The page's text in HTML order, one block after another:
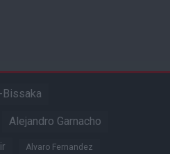
Bissaka
Alejandro Garnacho
Alvaro Fernandez